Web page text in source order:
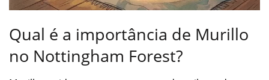
Qual é a importância de Murillo
no Nottingham Forest?